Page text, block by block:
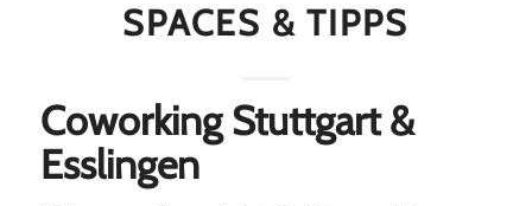
SPACES & TIPPS
Coworking Stuttgart &
Esslingen